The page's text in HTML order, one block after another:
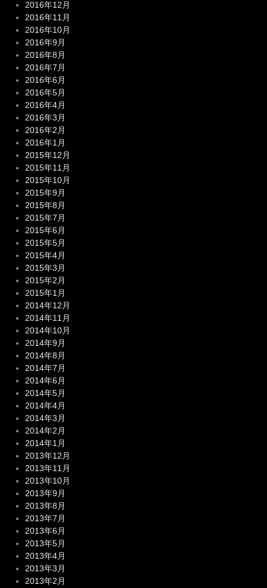
2016年12月
2016年11月
2016年10月
2016年9月
2016年8月
2016年7月
2016年6月
2016年5月
2016年4月
2016年3月
2016年2月
2016年1月
2015年12月
2015年11月
2015年10月
2015年9月
2015年8月
2015年7月
2015年6月
2015年5月
2015年4月
2015年3月
2015年2月
2015年1月
2014年12月
2014年11月
2014年10月
2014年9月
2014年8月
2014年7月
2014年6月
2014年5月
2014年4月
2014年3月
2014年2月
2014年1月
2013年12月
2013年11月
2013年10月
2013年9月
2013年8月
2013年7月
2013年6月
2013年5月
2013年4月
2013年3月
2013年2月